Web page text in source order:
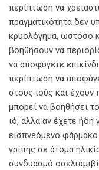
περίπτωση να
πραγματικότητα δεν
κρυολόγημα, ωστόσο
βοηθήσουν να
να αποφύγετε
περίπτωση να
στους ιούς και έχουν
μπορεί να βοηθήσει
ιό, αλλά αν έχετε ήδη
εισπνεόμενο φάρμακο
γρίπης σε άτομα
συνδυασμό